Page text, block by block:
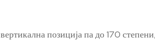
позиција па до 170